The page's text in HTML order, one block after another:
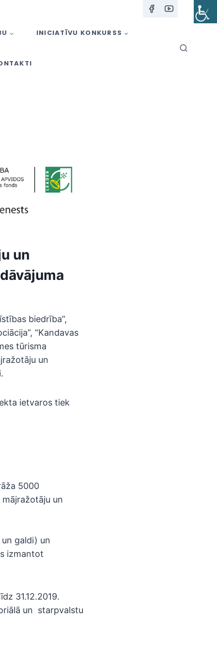
INICIATĪVU KONKURSS
un
biedrība”,
“Kandavas
tūrisma
un
ietvaros tiek
5000
un
galdi) un
izmantot
31.12.2019.
un starpvalstu